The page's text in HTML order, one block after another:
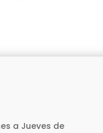
a Jueves de